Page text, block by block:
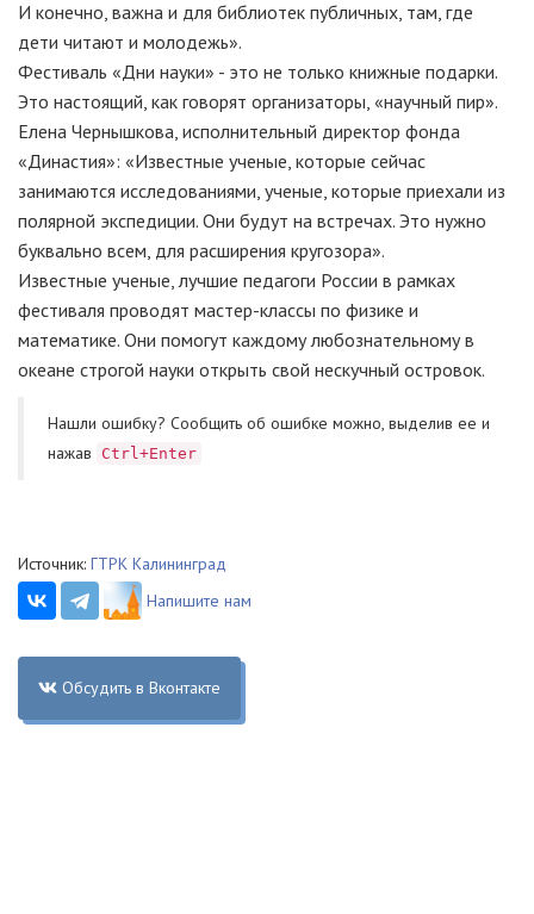
И конечно, важна и для библиотек публичных, там, где
дети читают и молодежь».
Фестиваль «Дни науки» - это не только книжные подарки.
Это настоящий, как говорят организаторы, «научный пир».
Елена Чернышкова, исполнительный директор фонда
«Династия»: «Известные ученые, которые сейчас
занимаются исследованиями, ученые, которые приехали из
полярной экспедиции. Они будут на встречах. Это нужно
буквально всем, для расширения кругозора».
Известные ученые, лучшие педагоги России в рамках
фестиваля проводят мастер-классы по физике и
математике. Они помогут каждому любознательному в
океане строгой науки открыть свой нескучный островок.
Нашли ошибку? Cообщить об ошибке можно, выделив ее и
нажав
Ctrl+Enter
Источник: ГТРК Калининград
Напишите нам
Обсудить в Вконтакте